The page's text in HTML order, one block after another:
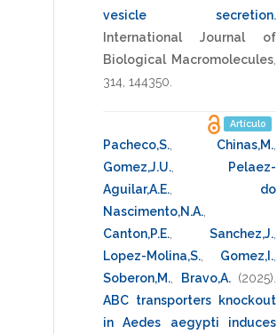
vesicle secretion.
International Journal of
Biological Macromolecules,
314, 144350.
Artículo
Pacheco,S., Chinas,M.,
Gomez,J.U.,
Pelaez-
Aguilar,A.E., do
Nascimento,N.A.,
Canton,P.E., Sanchez,J.,
Lopez-Molina,S., Gomez,I.,
Soberon,M., Bravo,A. (2025).
ABC transporters knockout
in Aedes aegypti induces